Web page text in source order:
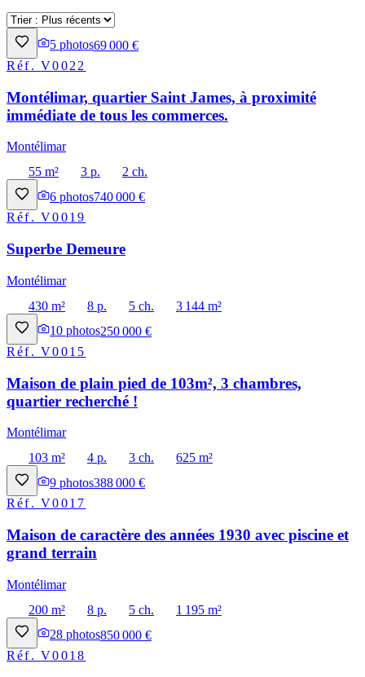
5 photos69 000 €
Réf.V0022
Montélimar, quartier Saint James, à proximité
immédiate de tous les commerces.
Montélimar
55 m²
3 p.
2 ch.
6 photos740 000 €
Réf.V0019
Superbe Demeure
Montélimar
430 m²
8 p. 5 ch.
3 144 m²
10 photos250 000 €
Réf.V0015
Maison de plain pied de 103m², 3 chambres,
quartier recherché !
Montélimar
103 m²
4 p. 3 ch.
625 m²
9 photos388 000 €
Réf.V0017
Maison de caractère des années 1930 avec piscine et
grand terrain
Montélimar
200 m²
8 p. 5 ch.
1 195 m²
28 photos850 000 €
Réf.V0018